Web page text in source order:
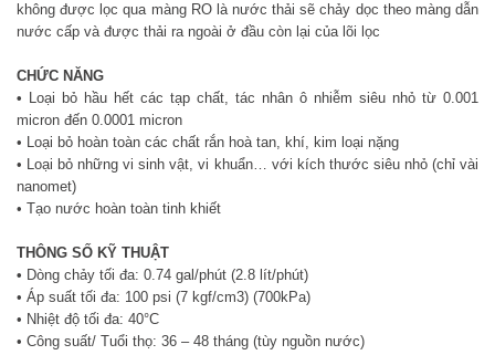
không được lọc qua màng RO là nước thải sẽ chảy dọc theo màng dẫn
nước cấp và được thải ra ngoài ở đầu còn lại của lõi lọc
CHỨC NĂNG
• Loại bỏ hầu hết các tạp chất, tác nhân ô nhiễm siêu nhỏ từ 0.001
micron đến 0.0001 micron
• Loại bỏ hoàn toàn các chất rắn hoà tan, khí, kim loại nặng
• Loại bỏ những vi sinh vật, vi khuẩn… với kích thước siêu nhỏ (chỉ vài
nanomet)
• Tạo nước hoàn toàn tinh khiết
THÔNG SỐ KỸ THUẬT
• Dòng chảy tối đa: 0.74 gal/phút (2.8 lít/phút)
• Áp suất tối đa: 100 psi (7 kgf/cm3) (700kPa)
• Nhiệt độ tối đa: 40°C
• Công suất/ Tuổi thọ: 36 – 48 tháng (tùy nguồn nước)